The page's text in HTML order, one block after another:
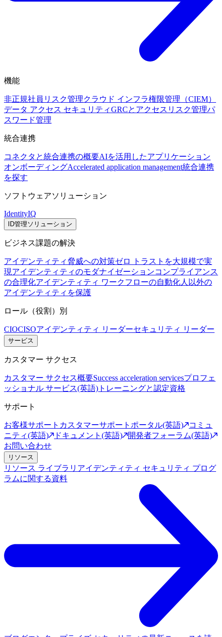
機能
非正規社員リスク管理クラウド インフラ権限管理（CIEM）
データ アクセス セキュリティGRCとアクセスリスク管理パ
スワード管理
統合連携
コネクタと統合連携の概要AIを活用したアプリケーション
オンボーディングAccelerated application management統合連携
を探す
ソフトウェアソリューション
IdentityIQ
ID管理ソリューション
ビジネス課題の解決
アイデンティティ脅威への対策ゼロ トラストを大規模で実
現アイデンティティのモダナイゼーションコンプライアンス
の合理化アイデンティティ ワークフローの自動化人以外の
アイデンティティを保護
ロール（役割）別
CIOCISOアイデンティティ リーダーセキュリティ リーダー
サービス
カスタマー サクセス
カスタマー サクセス概要Success acceleration servicesプロフェ
ッショナル サービス(英語) トレーニングと認定資格
サポート
お客様サポート カスタマーサポートポータル(英語)
コミュ
ニティ(英語)
ドキュメント(英語)
開発者フォーラム(英語)
お問い合わせ
リソース
リソース ライブラリ アイデンティティ セキュリティ プログ
ラムに関する資料